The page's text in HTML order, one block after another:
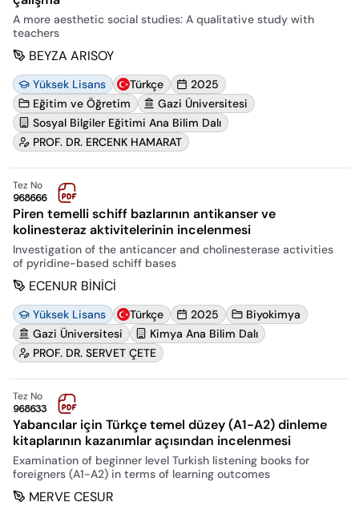
A more aesthetic social studies: A qualitative study with
teachers
BEYZA ARISOY
Yüksek Lisans Türkçe
2025
Eğitim ve Öğretim
Gazi Üniversitesi
Sosyal Bilgiler Eğitimi Ana Bilim Dalı
PROF. DR. ERCENK HAMARAT
Tez No
968666
Piren temelli schiff bazlarının antikanser ve
kolinesteraz aktivitelerinin incelenmesi
Investigation of the anticancer and cholinesterase activities
of pyridine-based schiff bases
ECENUR BİNİCİ
Yüksek Lisans Türkçe 2025
Biyokimya
Gazi Üniversitesi
Kimya Ana Bilim Dalı
PROF. DR. SERVET ÇETE
Tez No
968633
Yabancılar için Türkçe temel düzey (A1-A2) dinleme
kitaplarının kazanımlar açısından incelenmesi
Examination of beginner level Turkish listening books for
foreigners (A1-A2) in terms of learning outcomes
MERVE CESUR